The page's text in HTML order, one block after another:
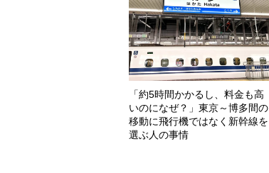
「約5時間かかるし、料金も高
いのになぜ？」東京～博多間の
移動に飛行機ではなく新幹線を
選ぶ人の事情